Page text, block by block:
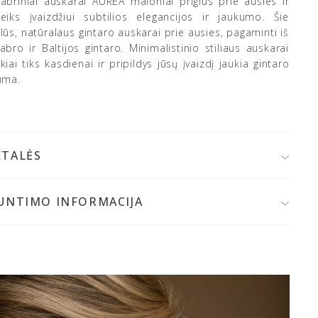
įvaizdžiui subtilios elegancijos ir jaukumo. Šie
natūralaus gintaro auskarai prie ausies, pagaminti iš
ir Baltijos gintaro. Minimalistinio stiliaus auskarai
tiks kasdienai ir pripildys jūsų įvaizdį jaukia gintaro
gintaras
kodas: 000061
INFORMACIJA
užsakymą galite atsiimti MONDRI juvelyrikos